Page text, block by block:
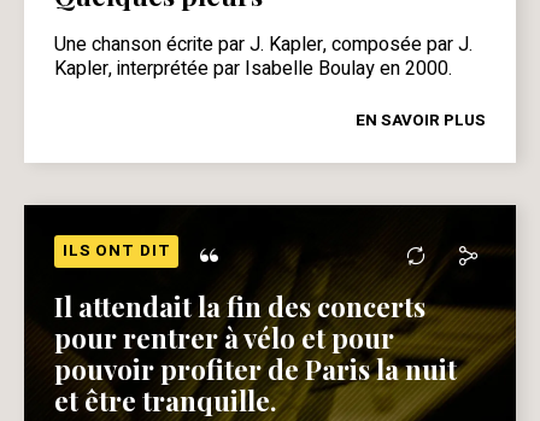
Une chanson écrite par J. Kapler, composée par J.
Kapler, interprétée par Isabelle Boulay en 2000.
EN SAVOIR PLUS
ILS ONT DIT “
Il attendait la fin des concerts
pour rentrer à vélo et pour
pouvoir profiter de Paris la nuit
et être tranquille.